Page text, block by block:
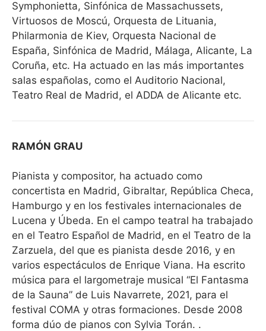
Symphonietta, Sinfónica de Massachussets,
Virtuosos de Moscú, Orquesta de Lituania,
Philarmonia de Kiev, Orquesta Nacional de
España, Sinfónica de Madrid, Málaga, Alicante, La
Coruña, etc. Ha actuado en las más importantes
salas españolas, como el Auditorio Nacional,
Teatro Real de Madrid, el ADDA de Alicante etc.
RAMÓN GRAU
Pianista y compositor, ha actuado como
concertista en Madrid, Gibraltar, República Checa,
Hamburgo y en los festivales internacionales de
Lucena y Úbeda. En el campo teatral ha trabajado
en el Teatro Español de Madrid, en el Teatro de la
Zarzuela, del que es pianista desde 2016, y en
varios espectáculos de Enrique Viana. Ha escrito
música para el largometraje musical “El Fantasma
de la Sauna” de Luis Navarrete, 2021, para el
festival COMA y otras formaciones. Desde 2008
forma dúo de pianos con Sylvia Torán. .